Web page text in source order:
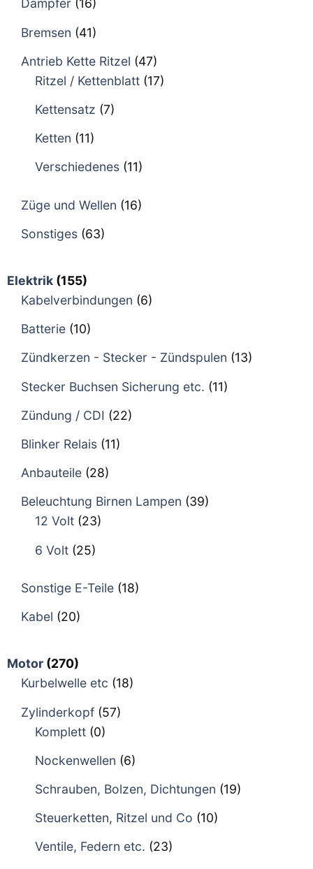
Dämpfer (16)
Bremsen (41)
Antrieb Kette Ritzel (47)
Ritzel / Kettenblatt (17)
Kettensatz (7)
Ketten (11)
Verschiedenes (11)
Züge und Wellen (16)
Sonstiges (63)
Elektrik (155)
Kabelverbindungen (6)
Batterie (10)
Zündkerzen - Stecker - Zündspulen (13)
Stecker Buchsen Sicherung etc. (11)
Zündung / CDI (22)
Blinker Relais (11)
Anbauteile (28)
Beleuchtung Birnen Lampen (39)
12 Volt (23)
6 Volt (25)
Sonstige E-Teile (18)
Kabel (20)
Motor (270)
Kurbelwelle etc (18)
Zylinderkopf (57)
Komplett (0)
Nockenwellen (6)
Schrauben, Bolzen, Dichtungen (19)
Steuerketten, Ritzel und Co (10)
Ventile, Federn etc. (23)